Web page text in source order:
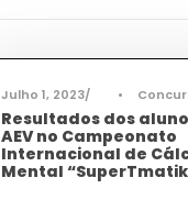
Ciência e Tecnologia,
Julho 1, 2023 •
Resultados dos
AEV no Campeonato
Internacional de
Mental